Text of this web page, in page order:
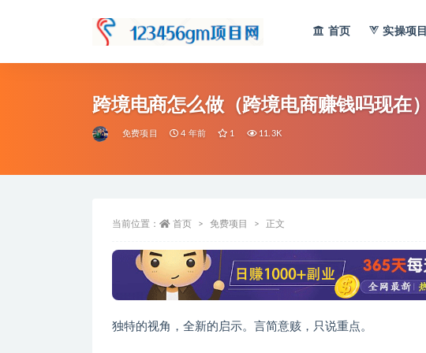
首页 实操项目
跨境电商怎么做（跨境电商赚钱吗现在）
免费项目 4 年前 1 11.3K
当前位置： 首页 免费项目 正文
独特的视角，全新的启示。言简意赅，只说重点。